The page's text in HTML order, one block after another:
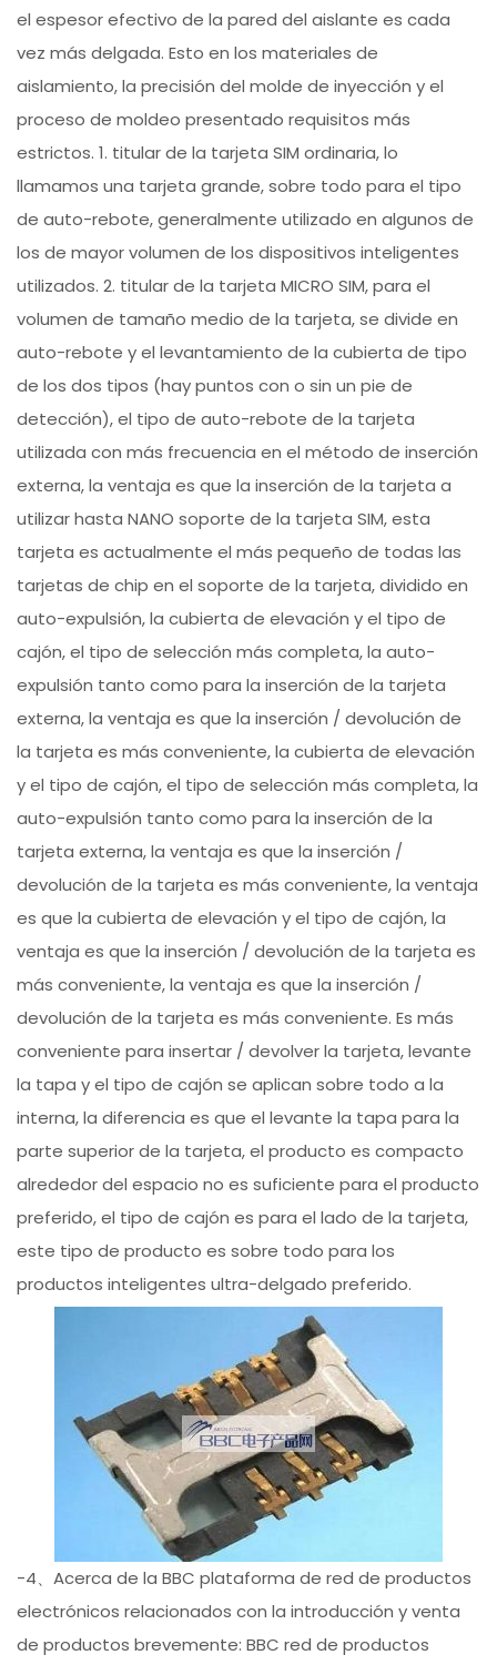
el espesor efectivo de la pared del aislante es cada
vez más delgada. Esto en los materiales de
aislamiento, la precisión del molde de inyección y el
proceso de moldeo presentado requisitos más
estrictos. 1. titular de la tarjeta SIM ordinaria, lo
llamamos una tarjeta grande, sobre todo para el tipo
de auto-rebote, generalmente utilizado en algunos de
los de mayor volumen de los dispositivos inteligentes
utilizados. 2. titular de la tarjeta MICRO SIM, para el
volumen de tamaño medio de la tarjeta, se divide en
auto-rebote y el levantamiento de la cubierta de tipo
de los dos tipos (hay puntos con o sin un pie de
detección), el tipo de auto-rebote de la tarjeta
utilizada con más frecuencia en el método de inserción
externa, la ventaja es que la inserción de la tarjeta a
utilizar hasta NANO soporte de la tarjeta SIM, esta
tarjeta es actualmente el más pequeño de todas las
tarjetas de chip en el soporte de la tarjeta, dividido en
auto-expulsión, la cubierta de elevación y el tipo de
cajón, el tipo de selección más completa, la auto-
expulsión tanto como para la inserción de la tarjeta
externa, la ventaja es que la inserción / devolución de
la tarjeta es más conveniente, la cubierta de elevación
y el tipo de cajón, el tipo de selección más completa, la
auto-expulsión tanto como para la inserción de la
tarjeta externa, la ventaja es que la inserción /
devolución de la tarjeta es más conveniente, la ventaja
es que la cubierta de elevación y el tipo de cajón, la
ventaja es que la inserción / devolución de la tarjeta es
más conveniente, la ventaja es que la inserción /
devolución de la tarjeta es más conveniente. Es más
conveniente para insertar / devolver la tarjeta, levante
la tapa y el tipo de cajón se aplican sobre todo a la
interna, la diferencia es que el levante la tapa para la
parte superior de la tarjeta, el producto es compacto
alrededor del espacio no es suficiente para el producto
preferido, el tipo de cajón es para el lado de la tarjeta,
este tipo de producto es sobre todo para los
productos inteligentes ultra-delgado preferido.
-4、Acerca de la BBC plataforma de red de productos
electrónicos relacionados con la introducción y venta
de productos brevemente: BBC red de productos